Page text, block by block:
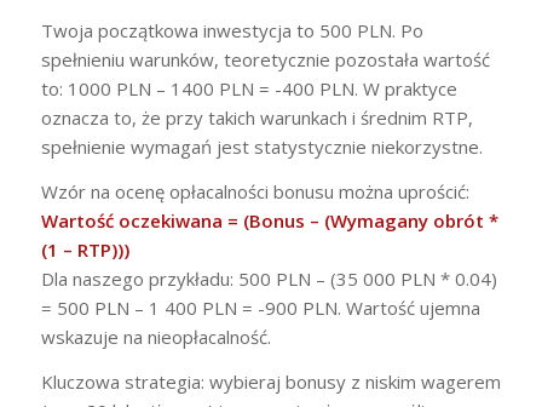
Twoja początkowa inwestycja to 500 PLN. Po
spełnieniu warunków, teoretycznie pozostała wartość
to: 1000 PLN – 1400 PLN = -400 PLN. W praktyce
oznacza to, że przy takich warunkach i średnim RTP,
spełnienie wymagań jest statystycznie niekorzystne.
Wzór na ocenę opłacalności bonusu można uprościć:
Wartość oczekiwana = (Bonus – (Wymagany obrót *
(1 – RTP)))
Dla naszego przykładu: 500 PLN – (35 000 PLN * 0.04)
= 500 PLN – 1 400 PLN = -900 PLN. Wartość ujemna
wskazuje na nieopłacalność.
Kluczowa strategia: wybieraj bonusy z niskim wagerem